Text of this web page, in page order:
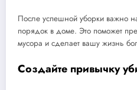
После успешной уборки важно
порядок в доме. Это поможет
мусора и сделает вашу жизнь
Создайте привычку